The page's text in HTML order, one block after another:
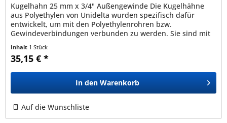
Kugelhahn 25 mm x 3/4" Außengewinde Die Kugelhähne
aus Polyethylen von Unidelta wurden spezifisch dafür
entwickelt, um mit den Polyethylenrohren bzw.
Gewindeverbindungen verbunden zu werden. Sie sind mit
Inhalt 1 Stück
35,15 € *
In den Warenkorb
Auf die Wunschliste